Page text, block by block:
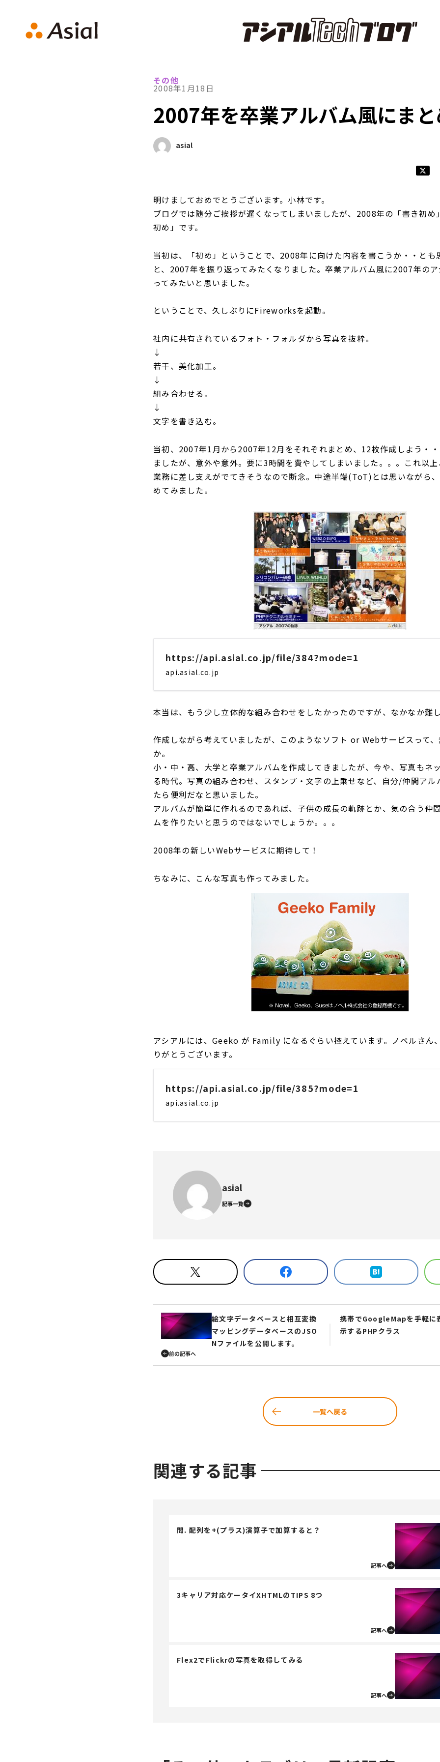
アシアルTechブログ
その他
2008年1月18日
2007年を卒業アルバム風にま
asial
明けましておめでとうございます。小林です。
ブログでは随分ご挨拶が遅くなってしまいましたが、2008年の「書き初め
初め」です。
当初は、「初め」ということで、2008年に向けた内容を書こうか・・とも
と、2007年を振り返ってみたくなりました。卒業アルバム風に2007年の
ってみたいと思いました。
ということで、久しぶりにFireworksを起動。
社内に共有されているフォト・フォルダから写真を抜粋。
↓
若干、美化加工。
↓
組み合わせる。
↓
文字を書き込む。
当初、2007年1月から2007年12月をそれぞれまとめ、12枚作成しよう・
ましたが、意外や意外。要に3時間を費やしてしまいました。。。これ以
業務に差し支えがでてきそうなので断念。中途半端(ToT)とは思いながら
めてみました。
https://api.asial.co.jp/file/384?mode=1
api.asial.co.jp
本当は、もう少し立体的な組み合わせをしたかったのですが、なかなか難
作成しながら考えていましたが、このようなソフト or Webサービスって
か。
小・中・高、大学と卒業アルバムを作成してきましたが、今や、写真もネ
る時代。写真の組み合わせ、スタンプ・文字の上乗せなど、自分/仲間アル
たら便利だなと思いました。
アルバムが簡単に作れるのであれば、子供の成長の軌跡とか、気の合う仲
ムを作りたいと思うのではないでしょうか。。。
2008年の新しいWebサービスに期待して！
ちなみに、こんな写真も作ってみました。
アシアルには、Geeko が Family になるぐらい控えています。ノベルさん
りがとうございます。
https://api.asial.co.jp/file/385?mode=1
api.asial.co.jp
asial
記事一覧
絵文字データベースと相互変換
マッピングデータベースのJSO
Nファイルを公開します。
前の記事へ
携帯でGoogleMapを手軽に
示するPHPクラス
一覧へ戻る
関連する記事
問. 配列を+(プラス)演算子で加算すると？
記事へ
3キャリア対応ケータイXHTMLのTIPS 8つ
記事へ
Flex2でFlickrの写真を取得してみる
記事へ